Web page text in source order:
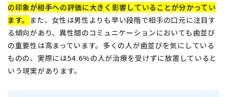
の印象が相手への評価に大きく影響していることが分かってい
ます。 また、女性は男性よりも早い段階で相手の口元に注目す
る傾向があり、異性間のコミュニケーションにおいても歯並び
の重要性は高まっています。多くの人が歯並びを気にしている
ものの、実際には54.6%の人が治療を受けずに放置していると
いう現実があります。